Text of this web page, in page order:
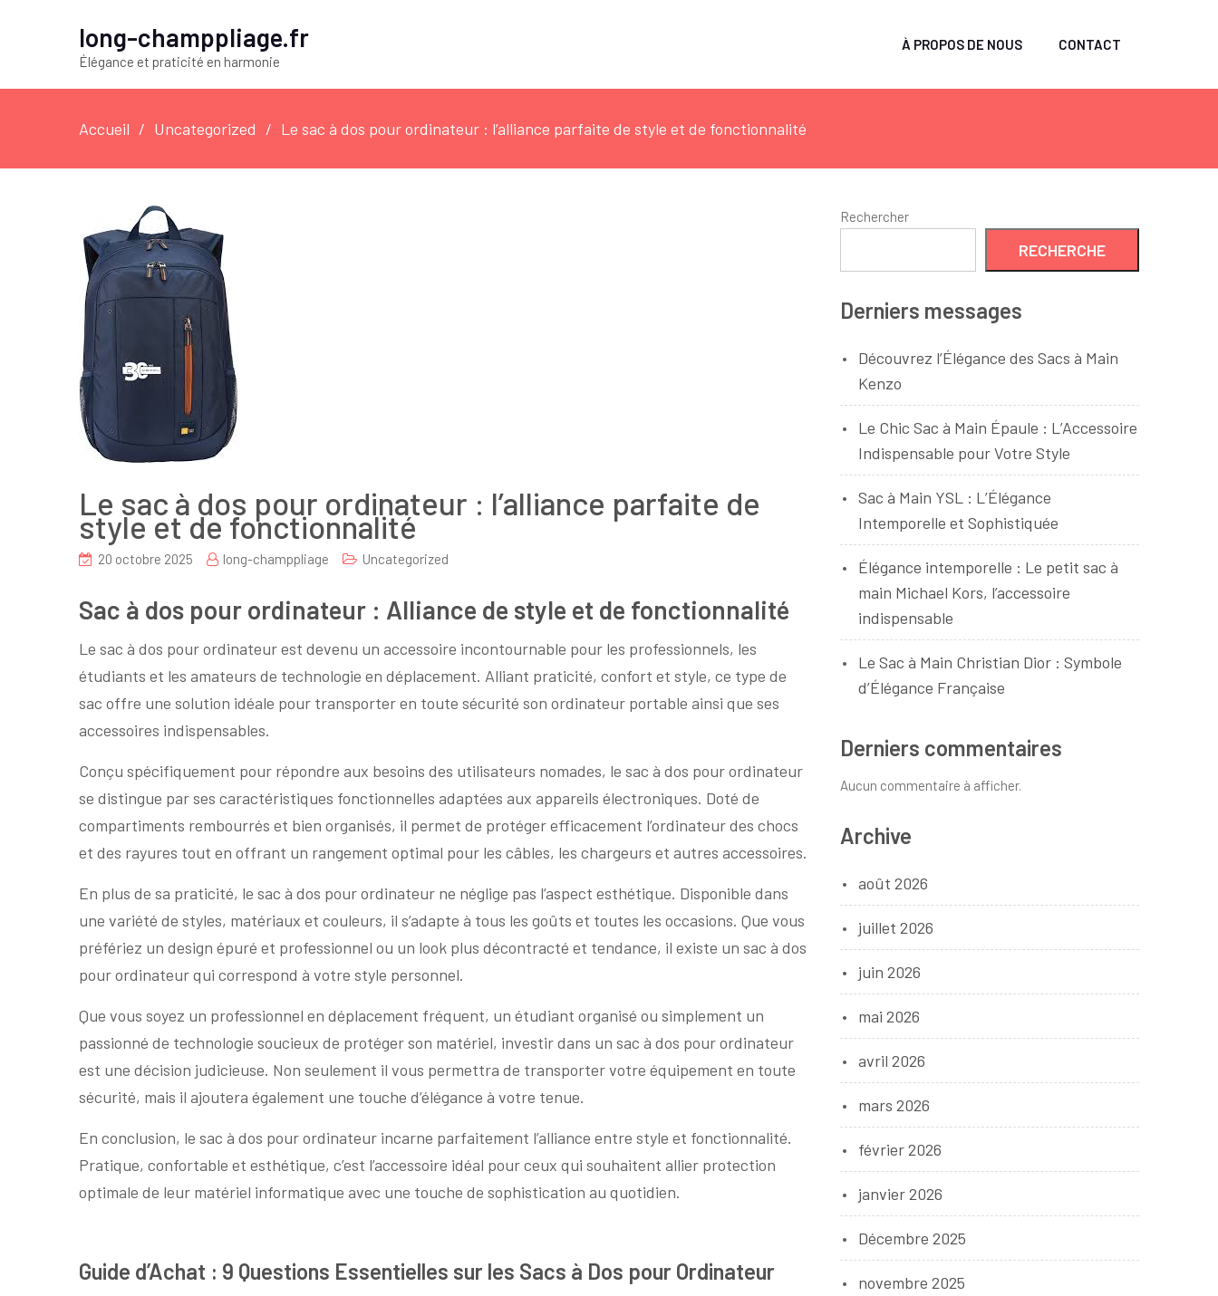
long-champpliage.fr
Élégance et praticité en harmonie
À PROPOS DE NOUS CONTACT
Accueil Uncategorized Le sac à dos pour ordinateur : l’alliance parfaite de style et de fonctionnalité
Le sac à dos pour ordinateur : l’alliance parfaite de
style et de fonctionnalité
20 octobre 2025 long-champpliage Uncategorized
Sac à dos pour ordinateur : Alliance de style et de fonctionnalité
Le sac à dos pour ordinateur est devenu un accessoire incontournable pour les professionnels, les
étudiants et les amateurs de technologie en déplacement. Alliant praticité, confort et style, ce type de
sac offre une solution idéale pour transporter en toute sécurité son ordinateur portable ainsi que ses
accessoires indispensables.
Conçu spécifiquement pour répondre aux besoins des utilisateurs nomades, le sac à dos pour ordinateur
se distingue par ses caractéristiques fonctionnelles adaptées aux appareils électroniques. Doté de
compartiments rembourrés et bien organisés, il permet de protéger efficacement l’ordinateur des chocs
et des rayures tout en offrant un rangement optimal pour les câbles, les chargeurs et autres accessoires.
En plus de sa praticité, le sac à dos pour ordinateur ne néglige pas l’aspect esthétique. Disponible dans
une variété de styles, matériaux et couleurs, il s’adapte à tous les goûts et toutes les occasions. Que vous
préfériez un design épuré et professionnel ou un look plus décontracté et tendance, il existe un sac à dos
pour ordinateur qui correspond à votre style personnel.
Que vous soyez un professionnel en déplacement fréquent, un étudiant organisé ou simplement un
passionné de technologie soucieux de protéger son matériel, investir dans un sac à dos pour ordinateur
est une décision judicieuse. Non seulement il vous permettra de transporter votre équipement en toute
sécurité, mais il ajoutera également une touche d’élégance à votre tenue.
En conclusion, le sac à dos pour ordinateur incarne parfaitement l’alliance entre style et fonctionnalité.
Pratique, confortable et esthétique, c’est l’accessoire idéal pour ceux qui souhaitent allier protection
optimale de leur matériel informatique avec une touche de sophistication au quotidien.
Guide d’Achat : 9 Questions Essentielles sur les Sacs à Dos pour Ordinateur
Rechercher
RECHERCHE
Derniers messages
Découvrez l’Élégance des Sacs à Main
Kenzo
Le Chic Sac à Main Épaule : L’Accessoire
Indispensable pour Votre Style
Sac à Main YSL : L’Élégance
Intemporelle et Sophistiquée
Élégance intemporelle : Le petit sac à
main Michael Kors, l’accessoire
indispensable
Le Sac à Main Christian Dior : Symbole
d’Élégance Française
Derniers commentaires
Aucun commentaire à afficher.
Archive
août 2026
juillet 2026
juin 2026
mai 2026
avril 2026
mars 2026
février 2026
janvier 2026
Décembre 2025
novembre 2025